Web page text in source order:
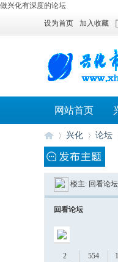
做兴化有深度的论坛
设为首页 加入收藏
网站首页
»
兴化
›
论坛
›
楼主: 回看论坛
回看论坛
2
554